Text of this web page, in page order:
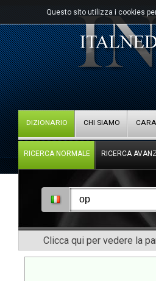
Questo sito utilizza i cookies
DIZIONARIO CHI SIAMO
RICERCA NORMALE RICERCA
Clicca qui per vedere la